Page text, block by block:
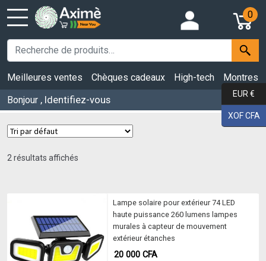
0
Meilleures ventes Chèques cadeaux High-tech
Montres
Bonjour , Identifiez-vous
2 résultats affichés
Lampe solaire pour extérieur 74 LED
haute puissance 260 lumens lampes
murales à capteur de mouvement
extérieur étanches
20 000 CFA
EUR €
XOF CFA